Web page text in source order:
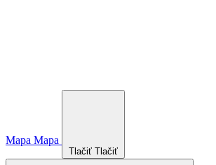
Mapa Mapa
Tlačiť Tlačiť